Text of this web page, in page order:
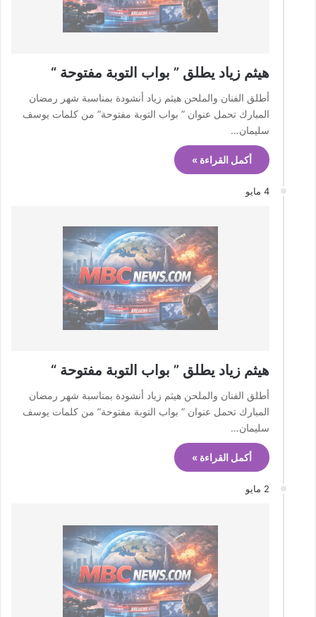
هيثم زياد يطلق ” بواب التوبة مفتوحة “
أطلق الفنان والملحن هيثم زياد أنشودة بمناسبة شهر رمضان
المبارك تحمل عنوان ” بواب التوبة مفتوحة” من كلمات يوسف
سليمان…
أكمل القراءة »
4 مايو
هيثم زياد يطلق ” بواب التوبة مفتوحة “
أطلق الفنان والملحن هيثم زياد أنشودة بمناسبة شهر رمضان
المبارك تحمل عنوان ” بواب التوبة مفتوحة” من كلمات يوسف
سليمان…
أكمل القراءة »
2 مايو